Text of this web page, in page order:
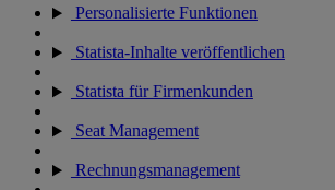
Personalisierte Funktionen
Statista-Inhalte veröffentlichen
Statista für Firmenkunden
Seat Management
Rechnungsmanagement